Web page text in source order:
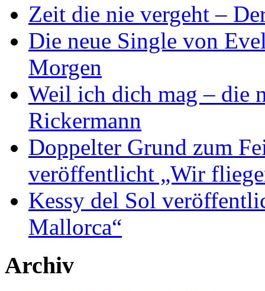
Zeit die nie vergeht –
Die neue Single von
Morgen
Weil ich dich mag – die
Rickermann
Doppelter Grund zum
veröffentlicht „Wir
Kessy del Sol
Mallorca“
Archiv